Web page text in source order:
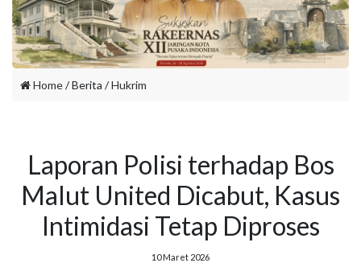
Home/ Berita /Hukrim
Laporan Polisi terhadap Bos
Malut United Dicabut, Kasus
Intimidasi Tetap Diproses
10 Maret 2026